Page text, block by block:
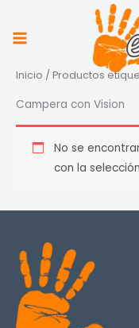
contenido
Inicio / Productos
Campera con Vision
No se
con la